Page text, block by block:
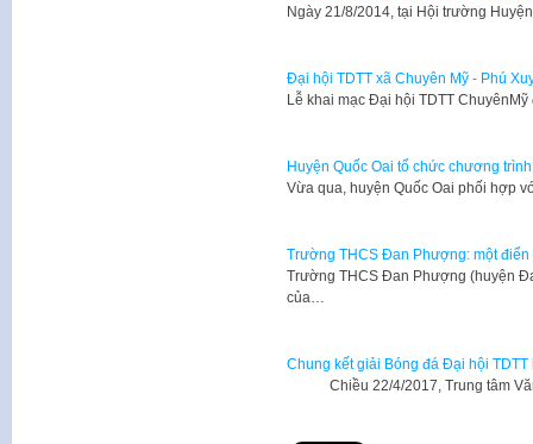
​Ngày 21/8/2014, tại Hội trường
Đại hội TDTT xã Chuyên Mỹ - Phú
Lễ khai mạc Đại hội TDTT
Huyện Quốc Oai tổ chức chương
Vừa qua, huyện Quốc Oai phối hợp
Trường THCS Đan Phượng: một điển
Trường THCS Đan Phượng (huyện
của…
Chung kết giải Bóng đá Đại hội
Chiều 22/4/2017, Trung tâm Văn